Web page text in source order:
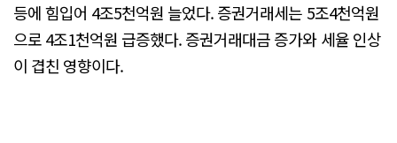
등에 힘입어 4조5천억원 늘었다. 증권거래세는 5조4천억원
으로 4조1천억원 급증했다. 증권거래대금 증가와 세율 인상
이 겹친 영향이다.